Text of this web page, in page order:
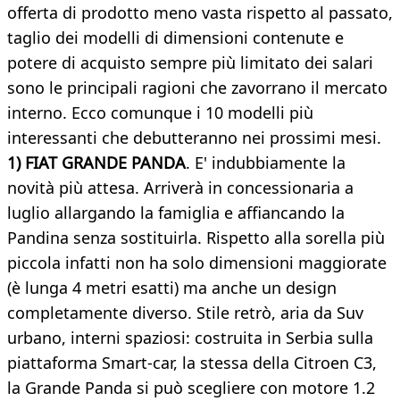
offerta di prodotto meno vasta rispetto al passato,
taglio dei modelli di dimensioni contenute e
potere di acquisto sempre più limitato dei salari
sono le principali ragioni che zavorrano il mercato
interno. Ecco comunque i 10 modelli più
interessanti che debutteranno nei prossimi mesi.
1) FIAT GRANDE PANDA. E' indubbiamente la
novità più attesa. Arriverà in concessionaria a
luglio allargando la famiglia e affiancando la
Pandina senza sostituirla. Rispetto alla sorella più
piccola infatti non ha solo dimensioni maggiorate
(è lunga 4 metri esatti) ma anche un design
completamente diverso. Stile retrò, aria da Suv
urbano, interni spaziosi: costruita in Serbia sulla
piattaforma Smart-car, la stessa della Citroen C3,
la Grande Panda si può scegliere con motore 1.2